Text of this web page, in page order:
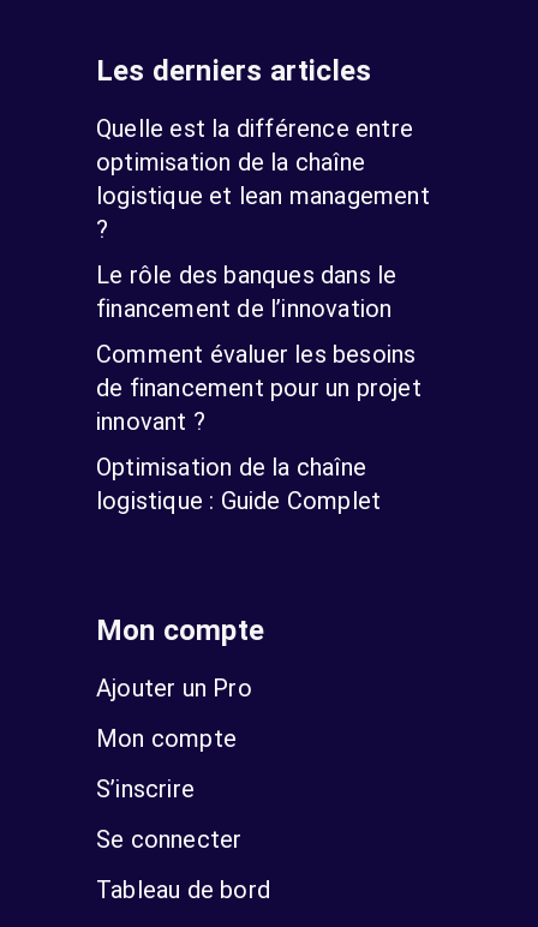
Les derniers articles
Quelle est la différence entre
optimisation de la chaîne
logistique et lean management
?
Le rôle des banques dans le
financement de l’innovation
Comment évaluer les besoins
de financement pour un projet
innovant ?
Optimisation de la chaîne
logistique : Guide Complet
Mon compte
Ajouter un Pro
Mon compte
S’inscrire
Se connecter
Tableau de bord